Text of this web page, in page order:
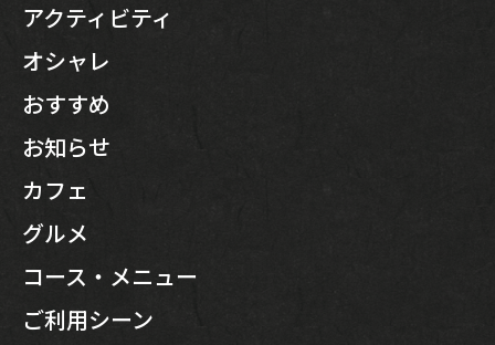
アクティビティ
オシャレ
おすすめ
お知らせ
カフェ
グルメ
コース・メニュー
ご利用シーン